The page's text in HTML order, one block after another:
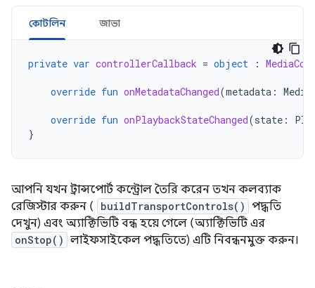
কোটলিন জাভা
private var controllerCallback = object :
override fun onMetadataChanged(metadata :
override fun onPlaybackStateChanged(state :
}
আপনি যখন ট্রান্সপোর্ট কন্ট্রোল তৈরি করেন তখন কলব্যাক
রেজিস্টার করুন (
buildTransportControls() পদ্ধতি
দেখুন) এবং অ্যাক্টিভিটি বন্ধ হয়ে গেলে (অ্যাক্টিভিটি এর
onStop() লাইফসাইকেল পদ্ধতিতে) এটি নিবন্ধনমুক্ত করুন।